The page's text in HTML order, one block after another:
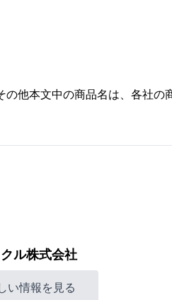
他本文中の商品名は、各社の
ル株式会社
い情報を見る